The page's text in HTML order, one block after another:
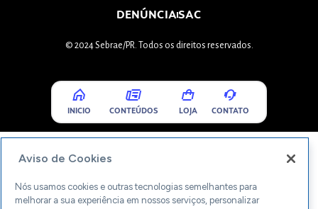
DENÚNCIASAC
© 2024 Sebrae/PR. Todos os direitos reservados.
INICIO CONTEÚDOS LOJA CONTATO
Aviso de Cookies
Nós usamos cookies e outras tecnologias semelhantes para
melhorar a sua experiência em nossos serviços, personalizar